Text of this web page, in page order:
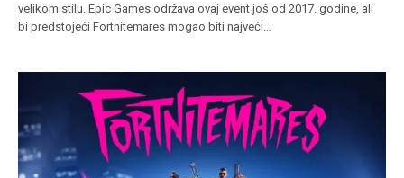
velikom stilu. Epic Games održava ovaj event još od 2017. godine, ali
bi predstojeći Fortnitemares mogao biti najveći…